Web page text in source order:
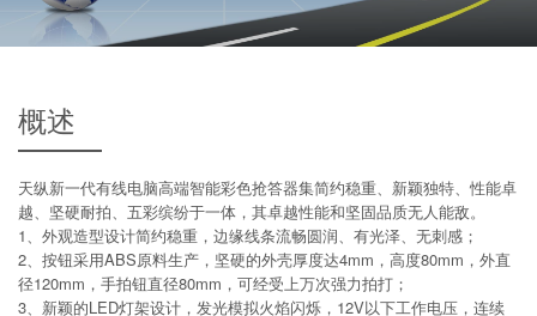
概述
天纵新一代有线电脑高端智能彩色抢答器集简约稳重、新颖独特、性能卓
越、坚硬耐拍、五彩缤纷于一体，其卓越性能和坚固品质无人能敌。
1、外观造型设计简约稳重，边缘线条流畅圆润、有光泽、无刺感；
2、按钮采用ABS原料生产，坚硬的外壳厚度达4mm，高度80mm，外直
径120mm，手拍钮直径80mm，可经受上万次强力拍打；
3、新颖的LED灯架设计，发光模拟火焰闪烁，12V以下工作电压，连续